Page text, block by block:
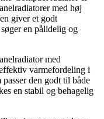
med høj
giver et godt
en pålidelig og
med
varmefordeling i
den godt til både
en stabil og behagelig